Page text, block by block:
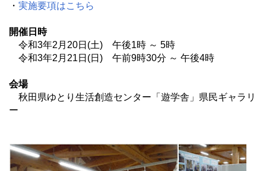
・ 実施要項はこちら
開催日時
令和3年2月20日(土) 午後1時 ～ 5時
令和3年2月21日(日) 午前9時30分 ～ 午後4時
会場
秋田県ゆとり生活創造センター「遊学舎」県民ギャラリ
ー